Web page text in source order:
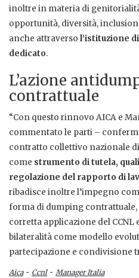
inoltre in materia di
opportunità, diversità,
anche attraverso l’istituzione
dedicato.
L’azione
contrattuale
“Con questo rinnovo AICA e
commentato le parti –
contratto collettivo nazionale
come strumento di tutela,
regolazione del rapporto di
ribadisce inoltre l’impegno
forma di dumping
corretta applicazione del
bilateralità come modello
partecipazione e condivisione
Aica- Ccnl- Manager Italia